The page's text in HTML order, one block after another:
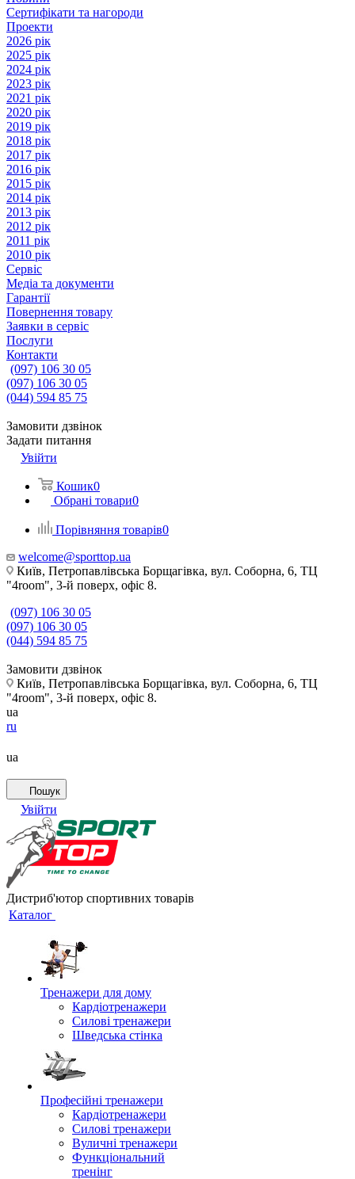
Сертифікати та нагороди
Проекти
2026 рік
2025 рік
2024 рік
2023 рік
2021 рік
2020 рік
2019 рік
2018 рік
2017 рік
2016 рік
2015 рік
2014 рік
2013 рік
2012 рік
2011 рік
2010 рік
Сервіс
Медіа та документи
Гарантії
Повернення товару
Заявки в сервіс
Послуги
Контакти
(097) 106 30 05
(097) 106 30 05
(044) 594 85 75
Замовити дзвінок
Задати питання
Увійти
Кошик0
Обрані товари0
Порівняння товарів0
welcome@sporttop.ua
Київ, Петропавлівська Борщагівка, вул. Соборна, 6, ТЦ
"4room", 3-й поверх, офіс 8.
(097) 106 30 05
(097) 106 30 05
(044) 594 85 75
Замовити дзвінок
Київ, Петропавлівська Борщагівка, вул. Соборна, 6, ТЦ
"4room", 3-й поверх, офіс 8.
ua
ru
ua
Пошук
Увійти
Дистриб'ютор спортивних товарів
Каталог
Тренажери для дому
Кардіотренажери
Силові тренажери
Шведська стінка
Професійні тренажери
Кардіотренажери
Силові тренажери
Вуличні тренажери
Функціональний
тренінг